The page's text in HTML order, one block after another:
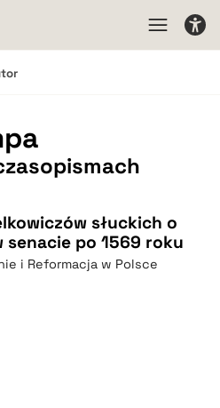
słuckich o
senacie po 1569 roku
i Reformacja w Polsce